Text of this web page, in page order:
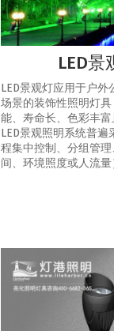
LED景
LED景观灯应用于户
场景的装饰性照明灯
能、寿命长、色彩丰
LED景观照明系统普
程集中控制、分组管
间、环境照度或人流量